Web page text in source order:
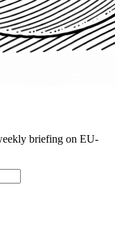
briefing on EU-